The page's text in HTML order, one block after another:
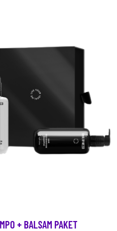
+ BALSAM PAKET